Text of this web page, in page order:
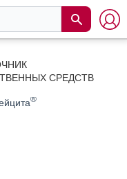
СРЕДСТВ
®